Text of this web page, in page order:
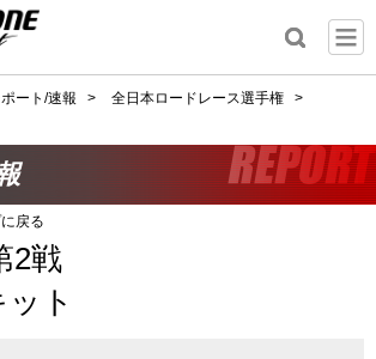
ート/速報 > 全日本ロードレース選手権
>
戻る
2戦
ト